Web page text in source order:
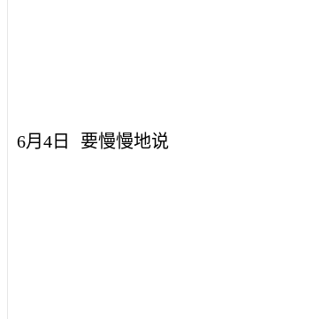
6月4日 要慢慢地说